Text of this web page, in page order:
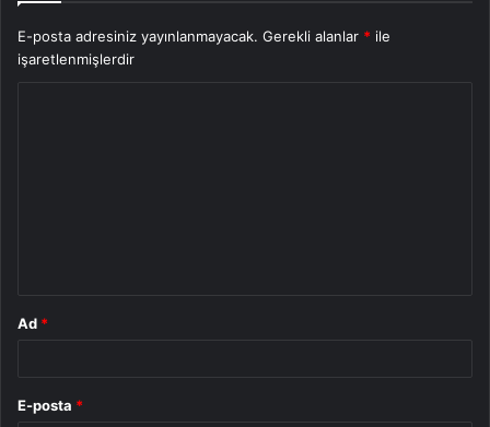
E-posta adresiniz yayınlanmayacak. Gerekli alanlar * ile
işaretlenmişlerdir
Ad *
E-posta *